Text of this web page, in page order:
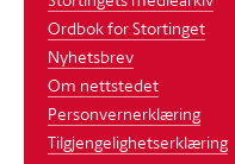
Ordbok for Stortinget
Nyhetsbrev
Om nettstedet
Personvernerklæring
Tilgjengelighetserklæring